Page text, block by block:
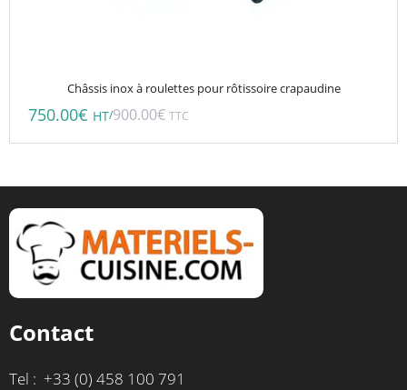
Châssis inox à roulettes pour rôtissoire crapaudine
750.00€ HT/900.00€ TTC
Contact
Tel : +33 (0) 458 100 791